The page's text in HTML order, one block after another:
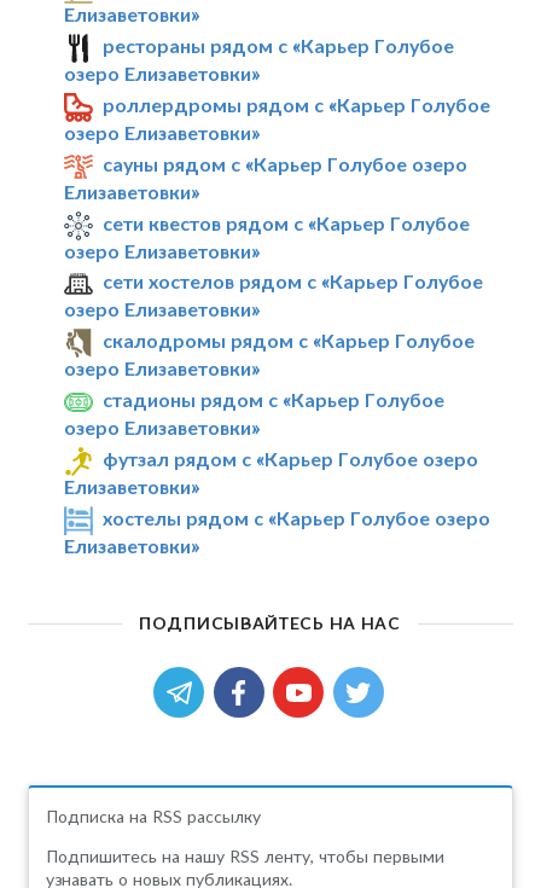
Елизаветовки»
рестораны рядом с «Карьер Голубое
озеро Елизаветовки»
роллердромы рядом с «Карьер Голубое
озеро Елизаветовки»
сауны рядом с «Карьер Голубое озеро
Елизаветовки»
сети квестов рядом с «Карьер Голубое
озеро Елизаветовки»
сети хостелов рядом с «Карьер Голубое
озеро Елизаветовки»
скалодромы рядом с «Карьер Голубое
озеро Елизаветовки»
стадионы рядом с «Карьер Голубое
озеро Елизаветовки»
футзал рядом с «Карьер Голубое озеро
Елизаветовки»
хостелы рядом с «Карьер Голубое озеро
Елизаветовки»
ПОДПИСЫВАЙТЕСЬ НА НАС
Подписка на RSS рассылку
Подпишитесь на нашу RSS ленту, чтобы первыми
узнавать о новых публикациях.